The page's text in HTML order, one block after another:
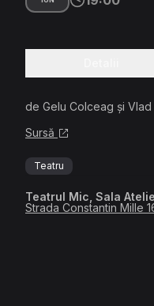
de Gelu Colceag și
Sursă
Teatru
Teatrul Mic, Sala
Strada Constantin Mille